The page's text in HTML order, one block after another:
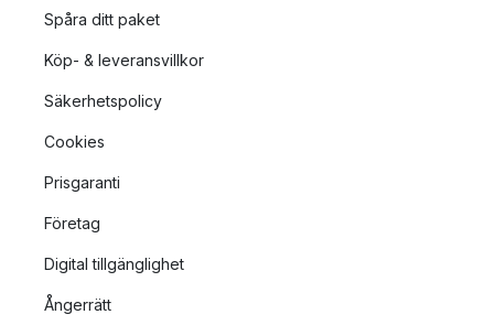
Spåra ditt paket
Köp- & leveransvillkor
Säkerhetspolicy
Cookies
Prisgaranti
Företag
Digital tillgänglighet
Ångerrätt